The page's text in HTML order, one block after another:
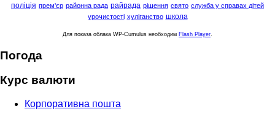
поліція прем'єр районна рада райрада рішення свято служба у справах дітей
урочистості хуліганство школа
Для показа облака WP-Cumulus необходим Flash Player
Погода
Курс валюти
Корпоративна пошта